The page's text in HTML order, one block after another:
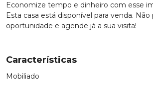
Economize tempo e dinheiro com esse
Esta casa está disponível para venda. Não
oportunidade e agende já a sua visita!
Características
Mobiliado